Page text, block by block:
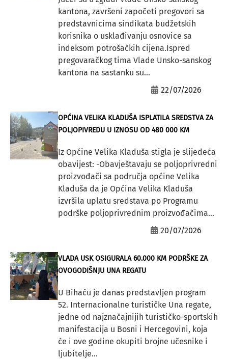
kantona, završeni započeti pregovori sa
predstavnicima sindikata budžetskih
korisnika o usklađivanju osnovice sa
indeksom potrošačkih cijena.Ispred
pregovaračkog tima Vlade Unsko-sanskog
kantona na sastanku su...
22/07/2026
OPĆINA VELIKA KLADUŠA ISPLATILA SREDSTVA ZA
POLJOPIVREDU U IZNOSU OD 480 000 KM
Iz Općine Velika Kladuša stigla je slijedeća
obavijest: -Obavještavaju se poljoprivredni
proizvođači sa područja općine Velika
Kladuša da je Općina Velika Kladuša
izvršila uplatu sredstava po Programu
podrške poljoprivrednim proizvođačima...
20/07/2026
VLADA USK OSIGURALA 60.000 KM PODRŠKE ZA
OVOGODIŠNJU UNA REGATU
U Bihaću je danas predstavljen program
52. Internacionalne turističke Una regate,
jedne od najznačajnijih turističko-sportskih
manifestacija u Bosni i Hercegovini, koja
će i ove godine okupiti brojne učesnike i
ljubitelje...